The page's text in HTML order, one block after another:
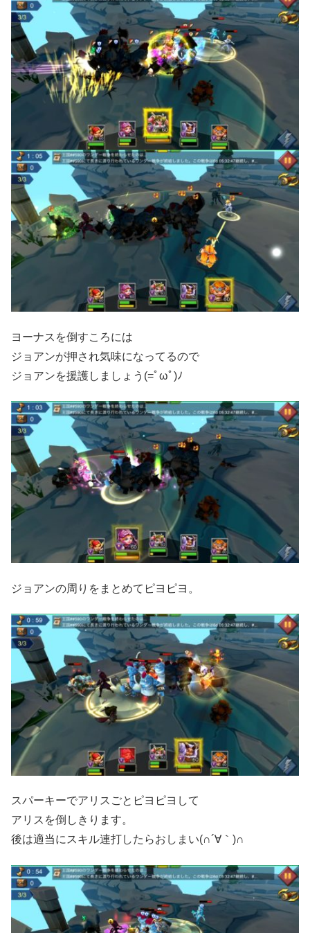
ヨーナスを倒すころには
ジョアンが押され気味になってるので
ジョアンを援護しましょう(=ﾟωﾟ)ﾉ
ジョアンの周りをまとめてピヨピヨ。
スパーキーでアリスごとピヨピヨして
アリスを倒しきります。
後は適当にスキル連打したらおしまい(∩´∀｀)∩